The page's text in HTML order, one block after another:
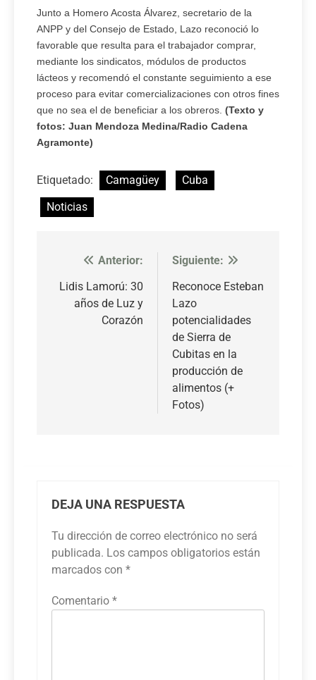
Junto a Homero Acosta Álvarez, secretario de la
ANPP y del Consejo de Estado, Lazo reconoció lo
favorable que resulta para el trabajador comprar,
mediante los sindicatos, módulos de productos
lácteos y recomendó el constante seguimiento a ese
proceso para evitar comercializaciones con otros fines
que no sea el de beneficiar a los obreros. (Texto y
fotos: Juan Mendoza Medina/Radio Cadena
Agramonte)
Etiquetado: Camagüey
Cuba
Noticias
Navegación
de
entradas
Anterior:
Lidis Lamorú: 30
años de Luz y
Corazón
Siguiente:
Reconoce Esteban
Lazo
potencialidades
de Sierra de
Cubitas en la
producción de
alimentos (+
Fotos)
DEJA UNA RESPUESTA
Tu dirección de correo electrónico no será
publicada. Los campos obligatorios están
marcados con *
Comentario *